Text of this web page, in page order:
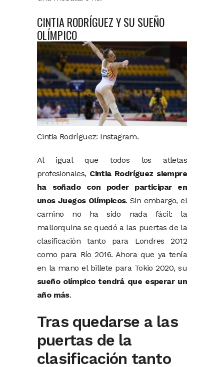
CINTIA RODRÍGUEZ Y SU SUEÑO
OLÍMPICO
Cintia Rodríguez: Instagram.
Al igual que todos los atletas
profesionales, Cintia Rodríguez siempre
ha soñado con poder participar en
unos Juegos Olímpicos. Sin embargo, el
camino no ha sido nada fácil: la
mallorquina se quedó a las puertas de la
clasificación tanto para Londres 2012
como para Río 2016. Ahora que ya tenía
en la mano el billete para Tokio 2020, su
sueño olímpico tendrá que esperar un
año más.
Tras quedarse a las
puertas de la
clasificación tanto